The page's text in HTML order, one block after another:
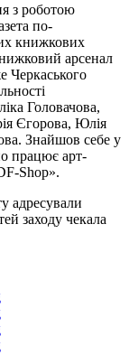
з роботою
по-
книжкових
арсенал
Черкаського
Головачова,
Єгорова, Юлія
Знайшов себе у
працює арт-
Shop».
адресували
заходу чекала